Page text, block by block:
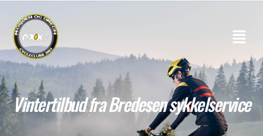
Vintertilbud fra Bredesen sykkelservice